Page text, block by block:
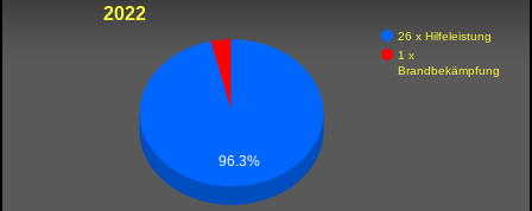
2022
26 x Hilfeleistung
1 x
Brandbekämpfung
96.3%